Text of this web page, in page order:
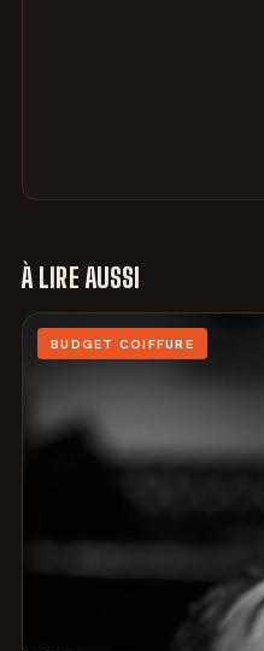
À LIRE AUSSI
BUDGET COIFFURE